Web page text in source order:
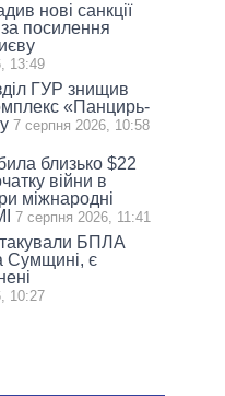
нові санкції
за посилення
13:49
ГУР знищив
«Панцирь-
7 серпня 2026, 10:58
близько $22
війни в
міжнародні
7 серпня 2026, 11:41
БПЛА
Сумщині, є
10:27